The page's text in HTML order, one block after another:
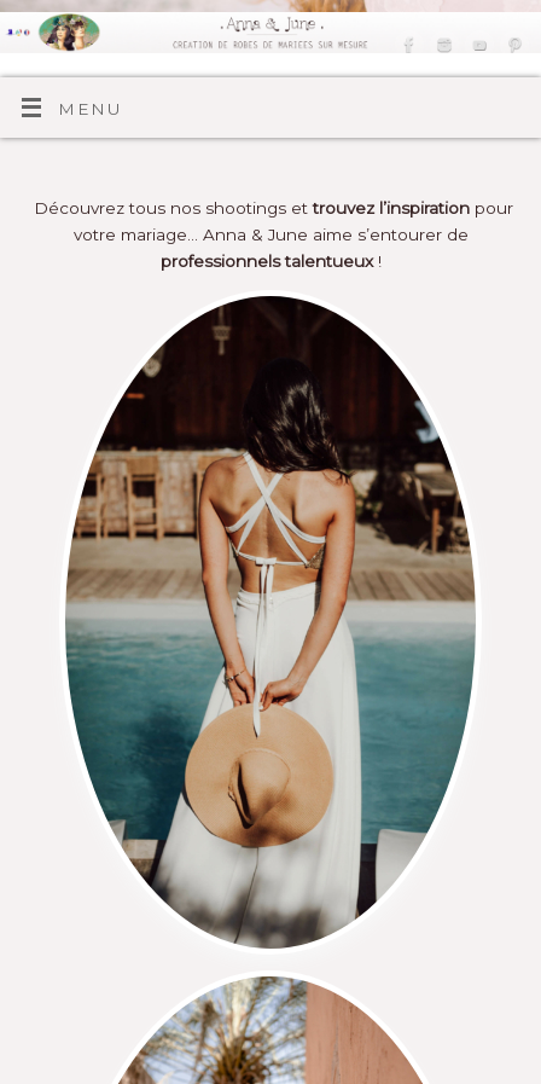
MENU
Découvrez tous nos shootings ettrouvez l’inspiration pour
votre mariage… Anna & June aime s’entourer de
professionnels talentueux!